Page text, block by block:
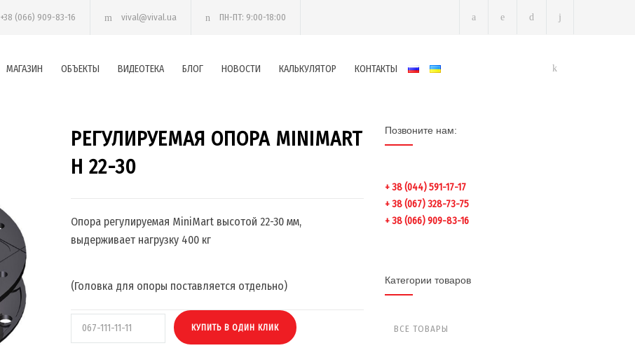
+38 (066) 909-83-16 vival@vival.ua ПН-ПТ: 9:00-18:00
МАГАЗИН ОБЪЕКТЫ ВИДЕОТЕКА БЛОГ НОВОСТИ КАЛЬКУЛЯТОР КОНТАКТЫ
РЕГУЛИРУЕМАЯ ОПОРА MINIMART
H 22-30
Опора регулируемая MiniMart высотой 22-30 мм,
выдерживает нагрузку 400 кг
(Головка для опоры поставляется отдельно)
Позвоните нам:
+ 38 (044) 591-17-17
+ 38 (067) 328-73-75
+ 38 (066) 909-83-16
Категории товаров
ВСЕ ТОВАРЫ